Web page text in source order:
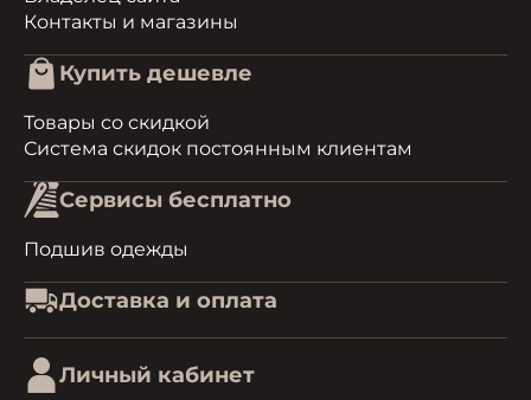
Контакты и магазины
Купить дешевле
Товары со скидкой
Система скидок постоянным клиентам
Сервисы бесплатно
Подшив одежды
Доставка и оплата
Личный кабинет